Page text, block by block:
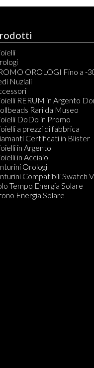
Automatici
Quarzo
Tempo Automatici
Tempo Quarzo
Carica Manuale
al Quarzo
Automatico
Digitale
Carica Manuale
Tempo Carica Manuale
Analogico Digitale
Tempo Energia Solare
OROLOGI Fino a -
Nuziali
RERUM in Argento
Rari da Museo
DoDo in Promo
a prezzi di fabbrica
Certificati in Blister
in Argento
in Acciaio
Orologi
Compatibili Swatch
Tempo Energia Solare
Energia Solare